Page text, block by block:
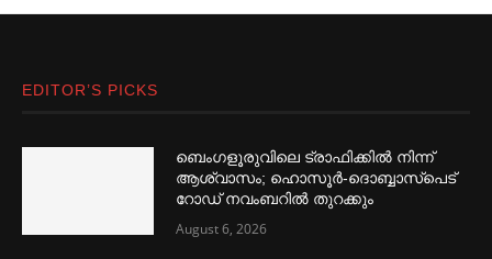
EDITOR’S PICKS
ബെംഗളൂരുവിലെ ട്രാഫിക്കില്‍ നിന്ന്
ആശ്വാസം; ഹൊസൂര്‍-ദൊബ്ബാസ്പെട്
റോഡ് നവംബറില്‍ തുറക്കും
August 6, 2026